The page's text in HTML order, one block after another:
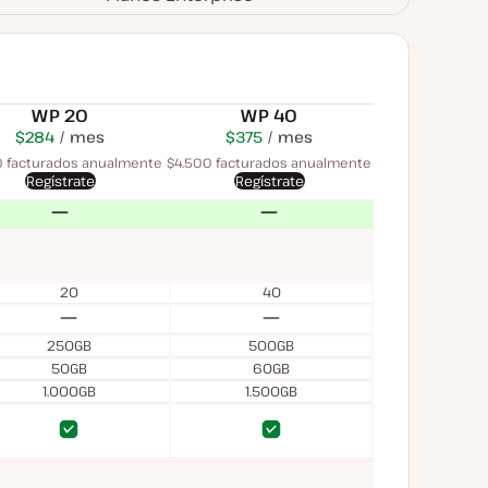
WP 20 WP 40
$284 USD
mes
facturados anualmente mes
$375 USD
mes
$4.500 facturados anualmente
Regístrate
Regístrate
20
40
250GB
500GB
50GB
60GB
1.000GB
1.500GB